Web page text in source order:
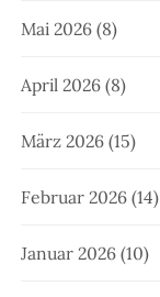
Mai 2026 (8)
April 2026 (8)
März 2026 (15)
Februar 2026 (14)
Januar 2026 (10)